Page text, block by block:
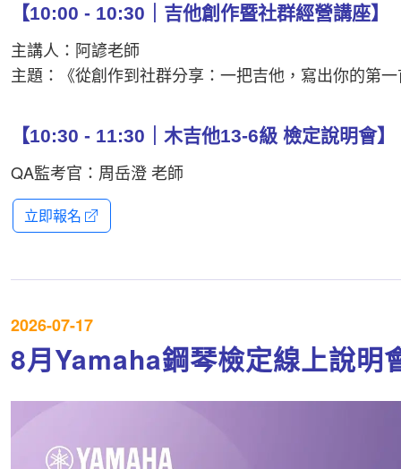
【10:00 - 10:30｜吉他創作暨社群經營講座】
主講人：阿諺老師
主題：《從創作到社群分享：一把吉他，寫出你的第
【10:30 - 11:30｜木吉他13-6級 檢定說明會】
QA監考官：周岳澄 老師
立即報名
2026-07-17
8月Yamaha鋼琴檢定線上說明